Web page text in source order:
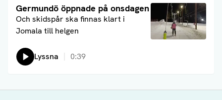
Germundö öppnade på onsdagen
Och skidspår ska finnas klart i
Jomala till helgen
Läs artikel
Lyssna 0:39